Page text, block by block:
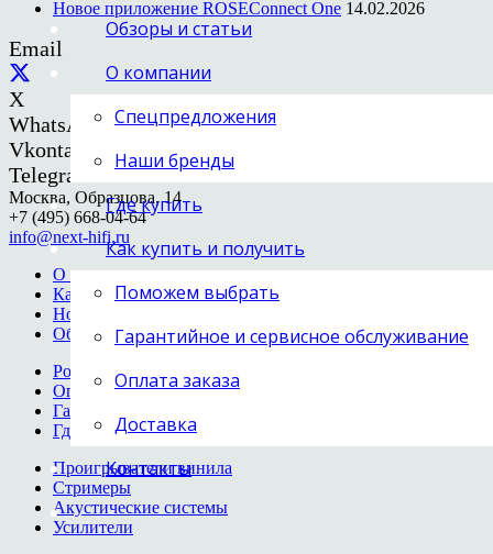
Обзоры и статьи
О компании
Спецпредложения
Наши бренды
Где купить
Как купить и получить
Поможем выбрать
Гарантийное и сервисное обслуживание
Оплата заказа
Доставка
Контакты
Новое приложение ROSEConnect One 14.02.2026
Email
X
WhatsApp
Vkontakte
Telegram
Москва, Образцова, 14
+7 (495) 668-04-64
info@next-hifi.ru
О нас
Каталог
Новости
Обзоры и статьи
Розница и опт
Оплата заказа
Гарантия и сервис
Где купить
Проигрыватели винила
Стримеры
Акустические системы
Усилители